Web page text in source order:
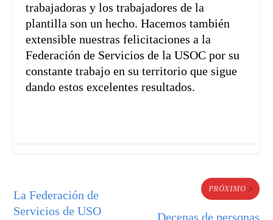
trabajadoras y los trabajadores de la
plantilla son un hecho. Hacemos también
extensible nuestras felicitaciones a la
Federación de Servicios de la USOC por su
constante trabajo en su territorio que sigue
dando estos excelentes resultados.
La Federación de
Servicios de USO
PRÓXIMO
Decenas de personas